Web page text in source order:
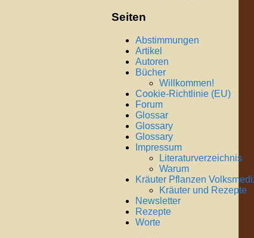
Seiten
Abstimmungen
Artikel
Autoren
Bücher
Willkommen!
Cookie-Richtlinie (EU)
Forum
Glossar
Glossary
Glossary
Impressum
Literaturverzeichnis
Warum
Kräuter Pflanzen
Kräuter und Rezepte
Newsletter
Rezepte
Worte